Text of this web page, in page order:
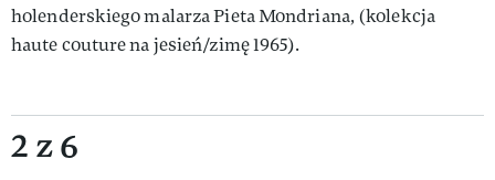
holenderskiego malarza Pieta Mondriana, (kolekcja
haute couture na jesień/zimę 1965).
2 z 6